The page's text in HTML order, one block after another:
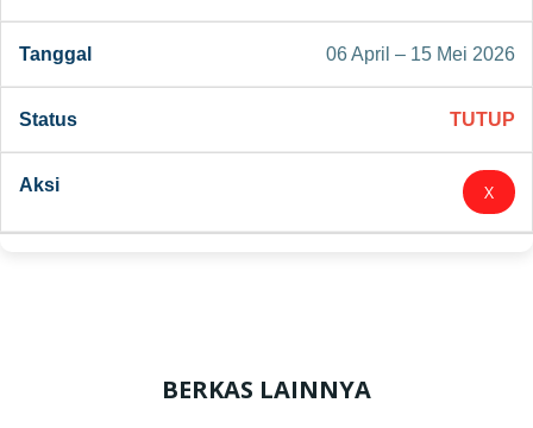
06 April – 15 Mei 2026
TUTUP
X
BERKAS LAINNYA